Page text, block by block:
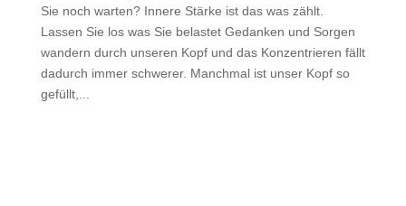
Sie noch warten? Innere Stärke ist das was zählt.
Lassen Sie los was Sie belastet Gedanken und Sorgen
wandern durch unseren Kopf und das Konzentrieren fällt
dadurch immer schwerer. Manchmal ist unser Kopf so
gefüllt,...